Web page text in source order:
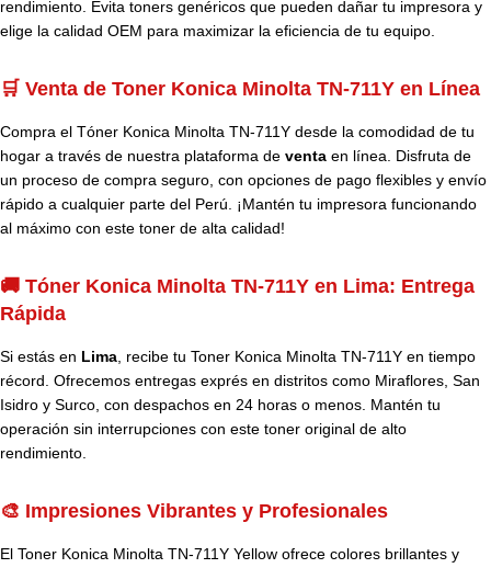
rendimiento. Evita toners genéricos que pueden dañar tu impresora y
elige la calidad OEM para maximizar la eficiencia de tu equipo.
🛒 Venta de Toner Konica Minolta TN-711Y en Línea
Compra el Tóner Konica Minolta TN-711Y desde la comodidad de tu
hogar a través de nuestra plataforma de venta en línea. Disfruta de
un proceso de compra seguro, con opciones de pago flexibles y envío
rápido a cualquier parte del Perú. ¡Mantén tu impresora funcionando
al máximo con este toner de alta calidad!
🚚 Tóner Konica Minolta TN-711Y en Lima: Entrega
Rápida
Si estás en Lima , recibe tu Toner Konica Minolta TN-711Y en tiempo
récord. Ofrecemos entregas exprés en distritos como Miraflores, San
Isidro y Surco, con despachos en 24 horas o menos. Mantén tu
operación sin interrupciones con este toner original de alto
rendimiento.
🎨 Impresiones Vibrantes y Profesionales
El Toner Konica Minolta TN-711Y Yellow ofrece colores brillantes y